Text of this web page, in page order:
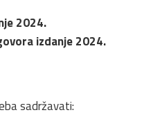
2024.
izdanje 2024.
sadržavati: